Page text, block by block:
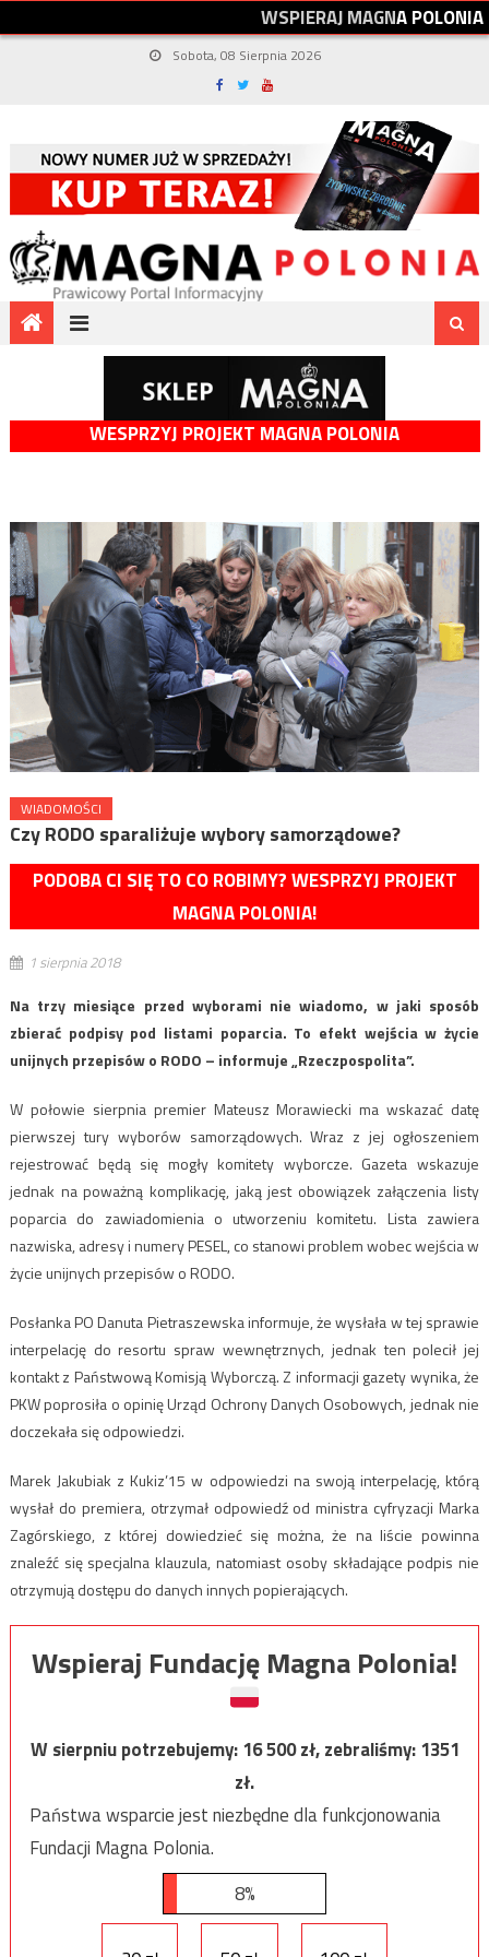
WSPIERAJMAGNAPOLONIA
Sobota, 08 Sierpnia 2026
WESPRZYJ PROJEKT MAGNA POLONIA
WIADOMOŚCI
Czy RODO sparaliżuje wybory samorządowe?
PODOBA CI SIĘ TO CO ROBIMY? WESPRZYJ PROJEKT
MAGNA POLONIA!
1 sierpnia 2018
Na trzy miesiące przed wyborami nie wiadomo, w jaki sposób
zbierać podpisy pod listami poparcia. To efekt wejścia w życie
unijnych przepisów o RODO – informuje „Rzeczpospolita”.
W połowie sierpnia premier Mateusz Morawiecki ma wskazać datę
pierwszej tury wyborów samorządowych. Wraz z jej ogłoszeniem
rejestrować będą się mogły komitety wyborcze. Gazeta wskazuje
jednak na poważną komplikację, jaką jest obowiązek załączenia listy
poparcia do zawiadomienia o utworzeniu komitetu. Lista zawiera
nazwiska, adresy i numery PESEL, co stanowi problem wobec wejścia w
życie unijnych przepisów o RODO.
Posłanka PO Danuta Pietraszewska informuje, że wysłała w tej sprawie
interpelację do resortu spraw wewnętrznych, jednak ten polecił jej
kontakt z Państwową Komisją Wyborczą. Z informacji gazety wynika, że
PKW poprosiła o opinię Urząd Ochrony Danych Osobowych, jednak nie
doczekała się odpowiedzi.
Marek Jakubiak z Kukiz’15 w odpowiedzi na swoją interpelację, którą
wysłał do premiera, otrzymał odpowiedź od ministra cyfryzacji Marka
Zagórskiego, z której dowiedzieć się można, że na liście powinna
znaleźć się specjalna klauzula, natomiast osoby składające podpis nie
otrzymują dostępu do danych innych popierających.
Wspieraj Fundację Magna Polonia!
W sierpniu potrzebujemy:16 500zł, zebraliśmy:1351
zł.
Państwa wsparcie jest niezbędne dla funkcjonowania
Fundacji Magna Polonia.
8%